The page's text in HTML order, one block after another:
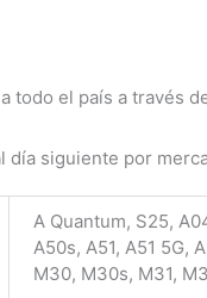
todo el país a través
día siguiente por
A Quantum, S25,
A50s, A51, A51 5G,
M30, M30s, M31,